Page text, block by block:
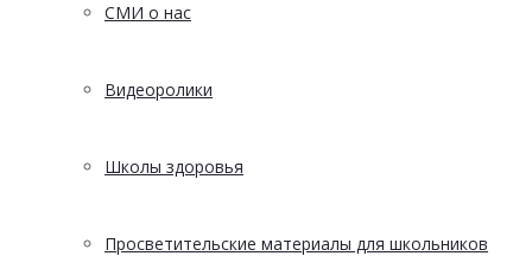
СМИ о нас
Видеоролики
Школы здоровья
Просветительские материалы для школьников